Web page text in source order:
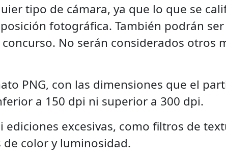
tipo de cámara, ya que lo que se
fotográfica. También podrán
No serán considerados otros
PNG, con las dimensiones que el
a 150 dpi ni superior a 300 dpi.
excesivas, como filtros de
color y luminosidad.